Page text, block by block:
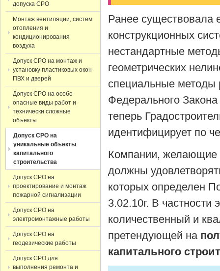
Ранее существовала
конструкционных
нестандартные
геометрических
специальные методы
Федерального
теперь
идентифицирует по
Компании, желающие
должны
которых определен
3.02.10г. В
количественный и
претендующей на
капитального
допуска СРО
Монтаж вентиляции, систем
отопления и
кондиционирования
воздуха
Допуск СРО на монтаж и
установку пластиковых окон
ПВХ и дверей
Допуск СРО на особо
опасные виды работ и
технически сложные
объекты
Допуск СРО на
уникальные объекты
капитального
строительства
Допуск СРО на
проектирование и монтаж
пожарной сигнализации
Допуск СРО на
электромонтажные работы
Допуск СРО на
геодезические работы
Допуск СРО для
выполнения ремонта и